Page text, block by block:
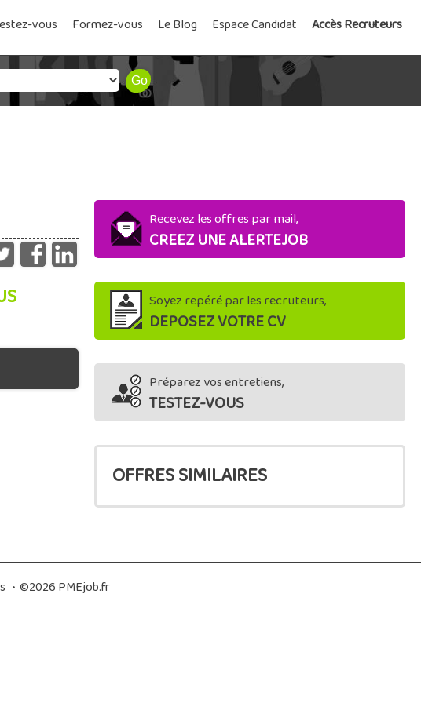
vous Formez-vous Le Blog Espace Candidat Accès Recruteurs
Recevez les offres par mail,
CREEZ UNE ALERTEJOB
Soyez repéré par les recruteurs,
DEPOSEZ VOTRE CV
Préparez vos entretiens,
TESTEZ-VOUS
OFFRES SIMILAIRES
• ©2026 PMEjob.fr